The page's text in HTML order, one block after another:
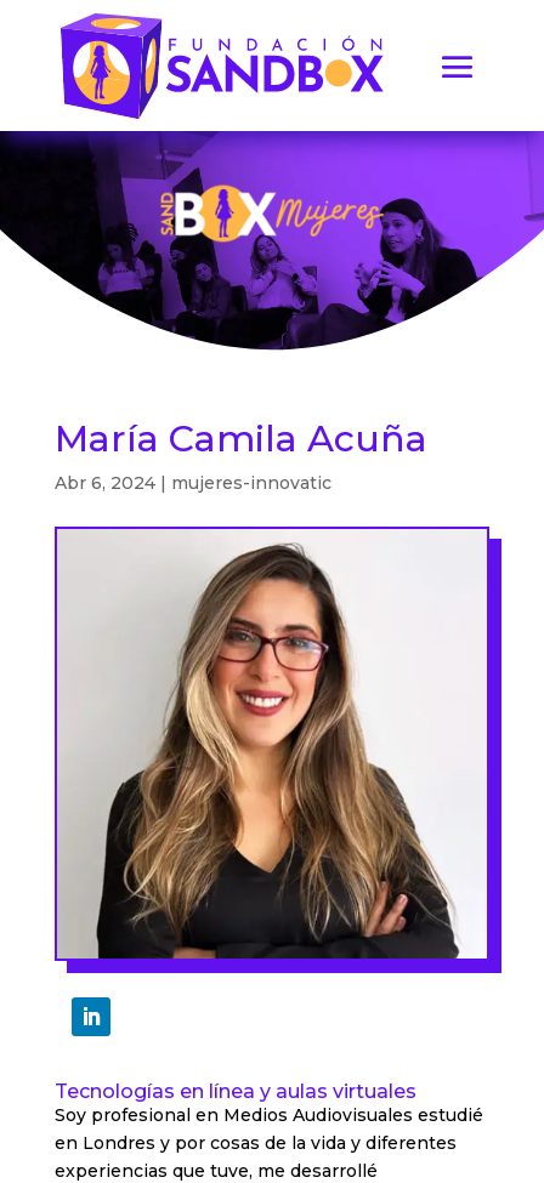
María Camila Acuña
Abr 6, 2024| mujeres-innovatic
Tecnologías en línea y aulas virtuales
Soy profesional en Medios Audiovisuales estudié
en Londres y por cosas de la vida y diferentes
experiencias que tuve, me desarrollé